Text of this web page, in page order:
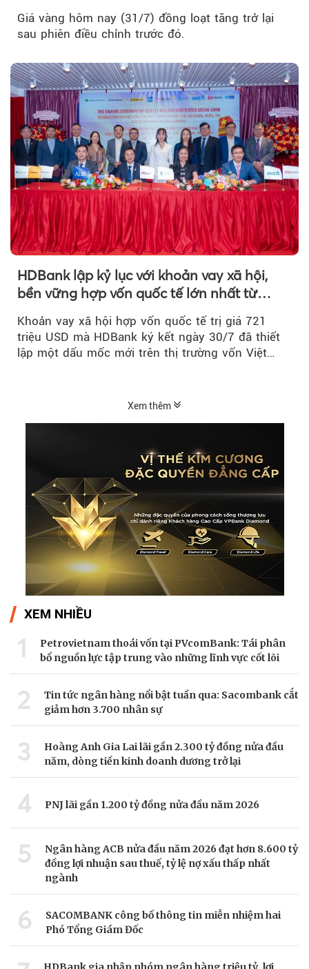
Giá vàng hôm nay (31/7) đồng loạt tăng trở lại
sau phiên điều chỉnh trước đó.
HDBank lập kỷ lục với khoản vay xã hội,
bền vững hợp vốn quốc tế lớn nhất từ
Khoản vay xã hội hợp vốn quốc tế trị giá 721
triệu USD mà HDBank ký kết ngày 30/7 đã thiết
lập một dấu mốc mới trên thị trường vốn Việt
Xem thêm
XEM NHIỀU
1
Petrovietnam thoái vốn tại PVcomBank: Tái phân
bổ nguồn lực tập trung vào những lĩnh vực cốt lõi
2
Tin tức ngân hàng nổi bật tuần qua: Sacombank cắt
giảm hơn 3.700 nhân sự
3
Hoàng Anh Gia Lai lãi gần 2.300 tỷ đồng nửa đầu
năm, dòng tiền kinh doanh dương trở lại
4 PNJ lãi gần 1.200 tỷ đồng nửa đầu năm 2026
5
Ngân hàng ACB nửa đầu năm 2026 đạt hơn 8.600 tỷ
đồng lợi nhuận sau thuế, tỷ lệ nợ xấu thấp nhất
ngành
6
SACOMBANK công bố thông tin miễn nhiệm hai
Phó Tổng Giám Đốc